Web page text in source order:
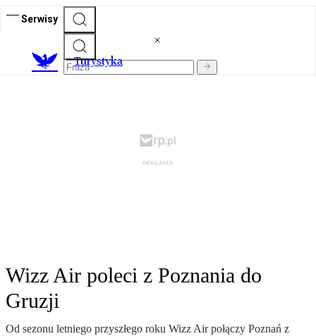
Serwisy
Turystyka
Wizz Air poleci z Poznania do
Gruzji
Od sezonu letniego przyszłego roku Wizz Air połączy Poznań z